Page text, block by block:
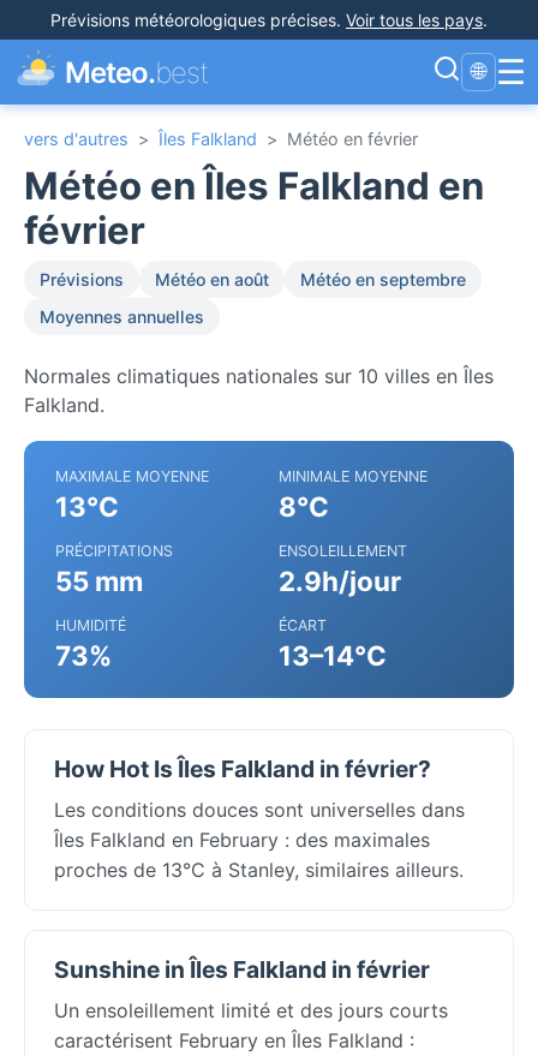
Prévisions météorologiques précises. Voir tous les pays.
Meteo.best 🌐 ☰
vers d'autres > Îles Falkland > Météo en février
Météo en Îles Falkland en
février
Prévisions Météo en août
Météo en septembre
Moyennes annuelles
Normales climatiques nationales sur 10 villes en Îles
Falkland.
MAXIMALE MOYENNE
13°C
MINIMALE MOYENNE
8°C
PRÉCIPITATIONS
55 mm
ENSOLEILLEMENT
2.9h/jour
HUMIDITÉ
73%
ÉCART
13–14°C
How Hot Is Îles Falkland in février?
Les conditions douces sont universelles dans
Îles Falkland en February : des maximales
proches de 13°C à Stanley, similaires ailleurs.
Sunshine in Îles Falkland in février
Un ensoleillement limité et des jours courts
caractérisent February en Îles Falkland :